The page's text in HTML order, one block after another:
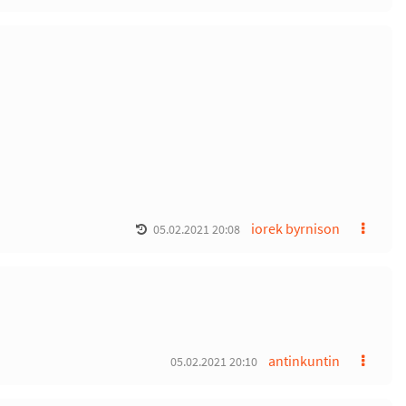
iorek byrnison
05.02.2021 20:08
antinkuntin
05.02.2021 20:10